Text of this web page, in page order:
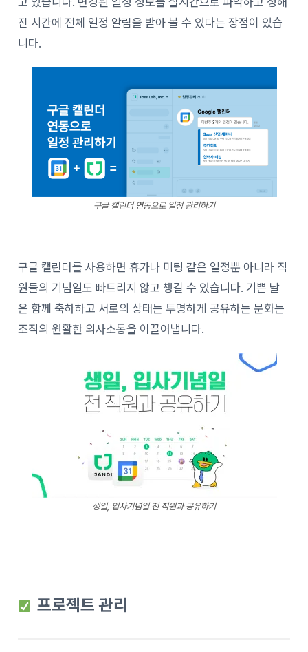
진 시간에 전체 일정 알림을 받아 볼 수 있다는 장점이 있습
니다.
구글 캘린더 연동으로 일정 관리하기
구글 캘린더를 사용하면 휴가나 미팅 같은 일정뿐 아니라 직
원들의 기념일도 빠트리지 않고 챙길 수 있습니다. 기쁜 날
은 함께 축하하고 서로의 상태는 투명하게 공유하는 문화는
조직의 원활한 의사소통을 이끌어냅니다.
생일, 입사기념일 전 직원과 공유하기
프로젝트 관리